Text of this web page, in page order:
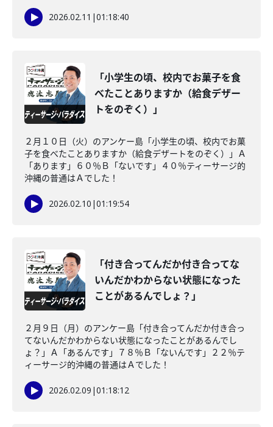
2026.02.11 |01:18:40
「小学生の頃、校内でお菓子を食
べたことありますか（給食デザー
トをのぞく）」
２月１０日（火）のアンケー島「小学生の頃、校内でお菓
子を食べたことありますか（給食デザートをのぞく）」Ａ
「あります」６０％Ｂ「ないです」４０％ティーサージ的
沖縄の普通はＡでした！
2026.02.10 |01:19:54
「付き合ってんだか付き合ってな
いんだかわからない状態になった
ことがあるんでしょ？」
２月９日（月）のアンケー島「付き合ってんだか付き合っ
てないんだかわからない状態になったことがあるんでし
ょ？」Ａ「あるんです」７８％Ｂ「ないんです」２２％テ
ィーサージ的沖縄の普通はＡでした！
2026.02.09 |01:18:12